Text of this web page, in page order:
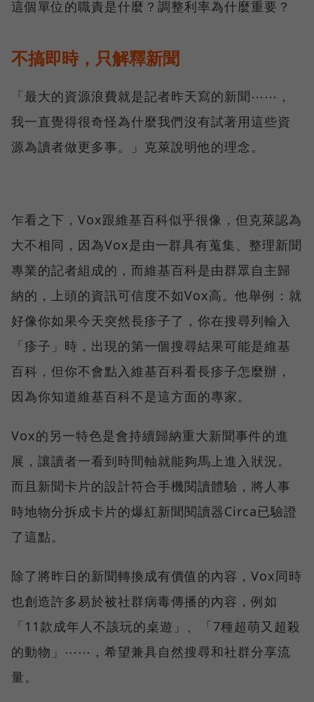
這個單位的職責是什麼？調整利率為什麼重要？
不搞即時，只解釋新聞
「最大的資源浪費就是記者昨天寫的新聞⋯⋯，
我一直覺得很奇怪為什麼我們沒有試著用這些資
源為讀者做更多事。」克萊說明他的理念。
乍看之下，Vox跟維基百科似乎很像，但克萊認為
大不相同，因為Vox是由一群具有蒐集、整理新聞
專業的記者組成的，而維基百科是由群眾自主歸
納的，上頭的資訊可信度不如Vox高。他舉例：就
好像你如果今天突然長疹子了，你在搜尋列輸入
「疹子」時，出現的第一個搜尋結果可能是維基
百科，但你不會點入維基百科看長疹子怎麼辦，
因為你知道維基百科不是這方面的專家。
Vox的另一特色是會持續歸納重大新聞事件的進
展，讓讀者一看到時間軸就能夠馬上進入狀況。
而且新聞卡片的設計符合手機閱讀體驗，將人事
時地物分拆成卡片的爆紅新聞閱讀器Circa已驗證
了這點。
除了將昨日的新聞轉換成有價值的內容，Vox同時
也創造許多易於被社群病毒傳播的內容，例如
「11款成年人不該玩的桌遊」、「7種超萌又超殺
的動物」⋯⋯，希望兼具自然搜尋和社群分享流
量。